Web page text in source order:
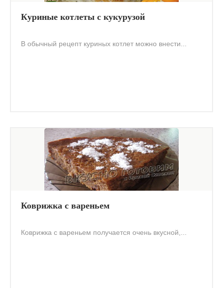
Куриные котлеты с кукурузой
В обычный рецепт куриных котлет можно внести...
Коврижка с вареньем
Коврижка с вареньем получается очень вкусной,...